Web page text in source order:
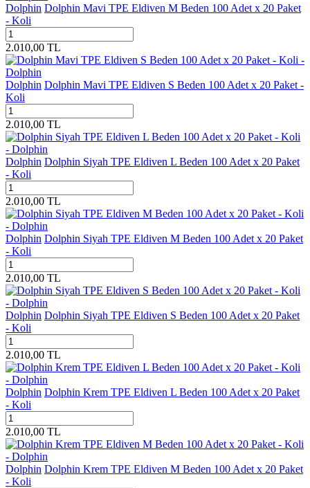
Dolphin Dolphin Mavi TPE Eldiven M Beden 100 Adet x 20 Paket
- Koli
2.010,00 TL
Dolphin Dolphin Mavi TPE Eldiven S Beden 100 Adet x 20 Paket -
Koli
2.010,00 TL
Dolphin Dolphin Siyah TPE Eldiven L Beden 100 Adet x 20 Paket
- Koli
2.010,00 TL
Dolphin Dolphin Siyah TPE Eldiven M Beden 100 Adet x 20 Paket
- Koli
2.010,00 TL
Dolphin Dolphin Siyah TPE Eldiven S Beden 100 Adet x 20 Paket
- Koli
2.010,00 TL
Dolphin Dolphin Krem TPE Eldiven L Beden 100 Adet x 20 Paket
- Koli
2.010,00 TL
Dolphin Dolphin Krem TPE Eldiven M Beden 100 Adet x 20 Paket
- Koli